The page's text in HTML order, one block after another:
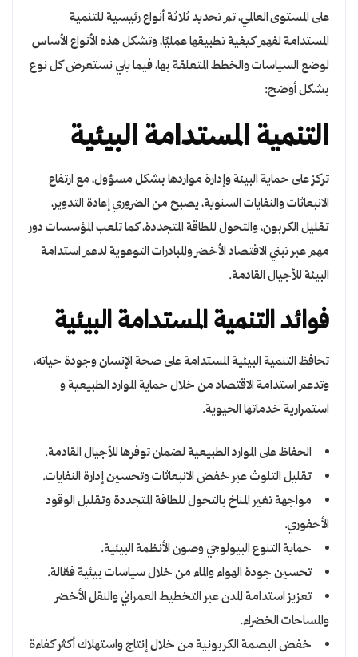
على المستوى العالمي، تم تحديد ثلاثة أنواع رئيسية للتنمية
المستدامة لفهم كيفية تطبيقها عمليًا، وتشكل هذه الأنواع الأساس
لوضع السياسات والخطط المتعلقة بها، فيما يلي نستعرض كل نوع
بشكل أوضح:
التنمية المستدامة البيئية
تركز على حماية البيئة وإدارة مواردها بشكل مسؤول، مع ارتفاع
الانبعاثات والنفايات السنوية، يصبح من الضروري إعادة التدوير،
تقليل الكربون، والتحول للطاقة المتجددة، كما تلعب المؤسسات دور
مهم عبر تبني الاقتصاد الأخضر والمبادرات التوعوية لدعم استدامة
البيئة للأجيال القادمة.
فوائد التنمية المستدامة البيئية
تحافظ التنمية البيئية المستدامة على صحة الإنسان وجودة حياته،
وتدعم استدامة الاقتصاد من خلال حماية الموارد الطبيعية و
استمرارية خدماتها الحيوية.
الحفاظ على الموارد الطبيعية لضمان توفرها للأجيال القادمة.
تقليل التلوث عبر خفض الانبعاثات وتحسين إدارة النفايات.
مواجهة تغير المناخ بالتحول للطاقة المتجددة وتقليل الوقود
الأحفوري.
حماية التنوع البيولوجي وصون الأنظمة البيئية.
تحسين جودة الهواء والماء من خلال سياسات بيئية فعّالة.
تعزيز استدامة المدن عبر التخطيط العمراني والنقل الأخضر
والمساحات الخضراء.
خفض البصمة الكربونية من خلال إنتاج واستهلاك أكثر كفاءة